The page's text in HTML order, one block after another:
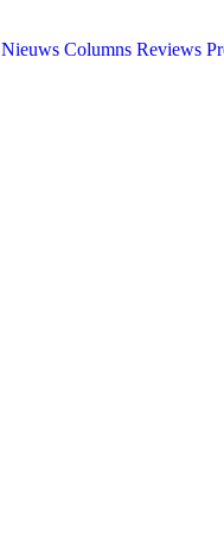
Nieuws Columns Reviews